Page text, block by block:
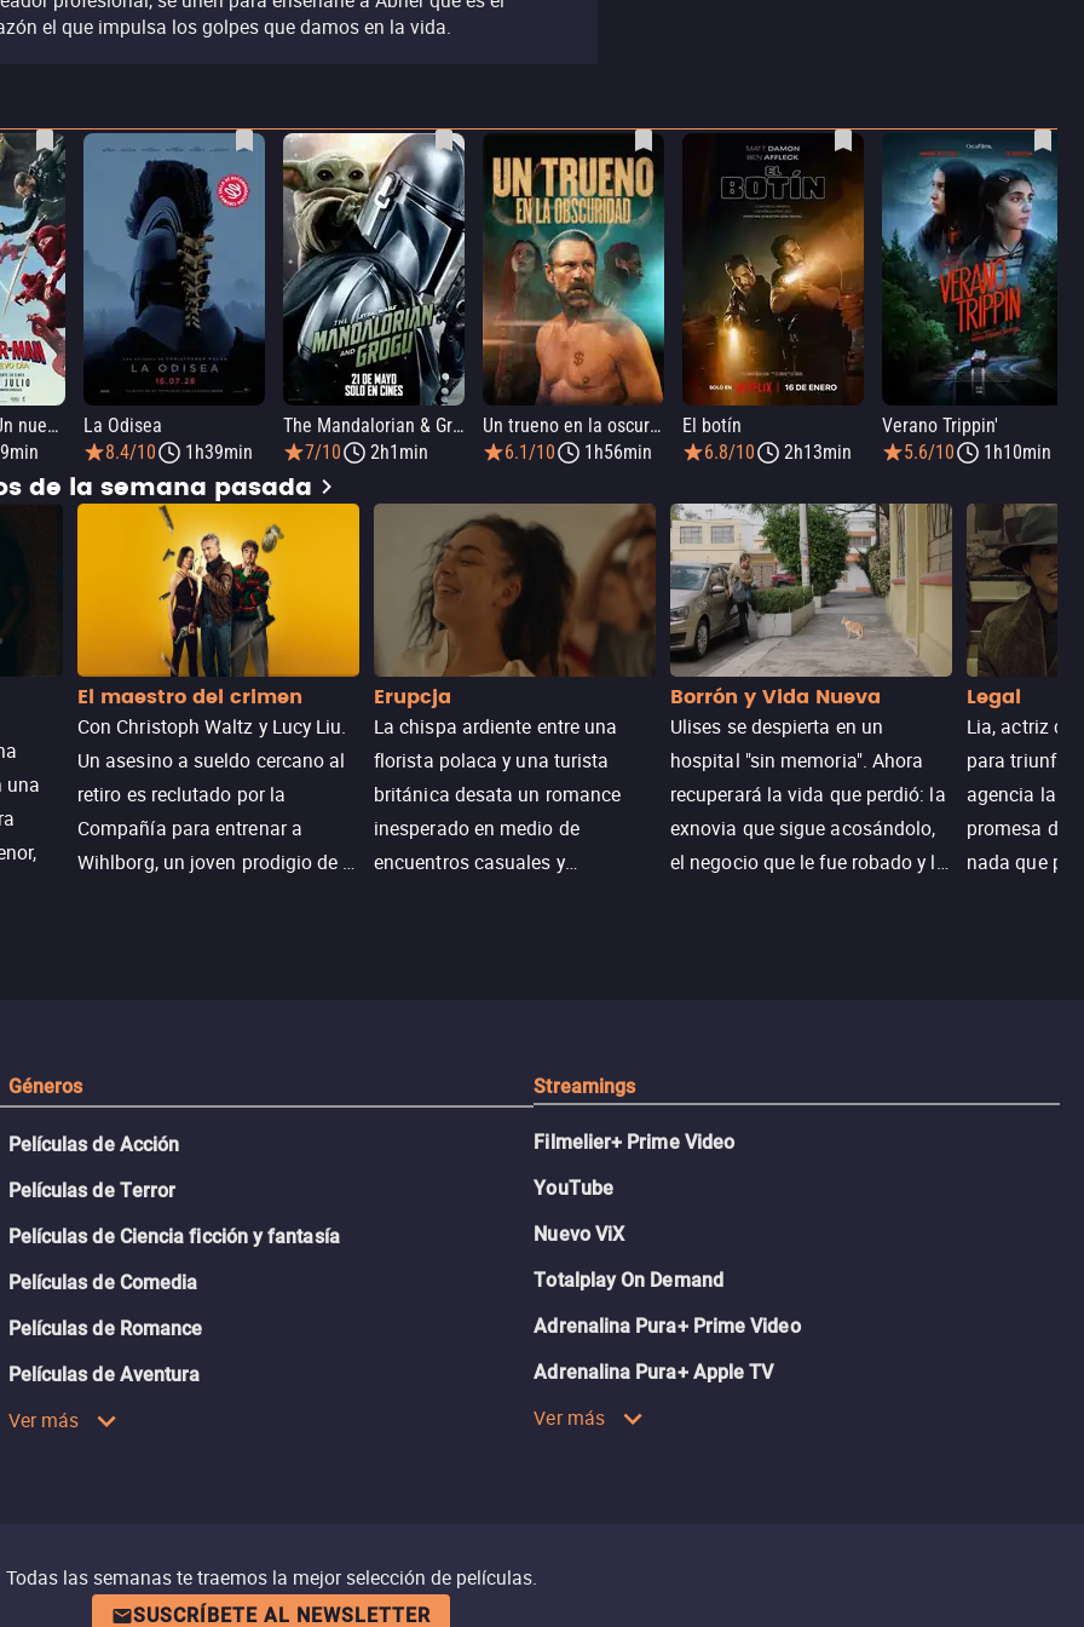
el que impulsa los golpes que damos en la vida.
SPIDER-MAN: Un nuevo día
La Odisea
8.4/10
1h39min
The Mandalorian & Grogu
7/10
2h1min
Un trueno en la oscuridad
6.1/10
1h56min
El botín
6.8/10
2h13min
Verano Trippin'
5.6/10
1h10min
de la semana pasada
una
El maestro del crimen
Con Christoph Waltz y Lucy Liu.
Un asesino a sueldo cercano al
retiro es reclutado por la
Compañía para entrenar a
Wihlborg, un joven prodigio de la
Erupcja
La chispa ardiente entre una
florista polaca y una turista
británica desata un romance
inesperado en medio de
encuentros casuales y
Borrón y Vida Nueva
Ulises se despierta en un
hospital "sin memoria". Ahora
recuperará la vida que perdió: la
exnovia que sigue acosándolo,
el negocio que le fue robado y la
Legal
Lia, actriz
para triunfar
agencia la
promesa de
nada que
Géneros
Películas de Acción
Películas de Terror
Películas de Ciencia ficción y fantasía
Películas de Comedia
Películas de Romance
Películas de Aventura
Ver más
Streamings
Filmelier+ Prime Video
YouTube
Nuevo ViX
Totalplay On Demand
Adrenalina Pura+ Prime Video
Adrenalina Pura+ Apple TV
Ver más
Todas las semanas te traemos la mejor selección de películas.
SUSCRÍBETE AL NEWSLETTER